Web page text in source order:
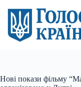
вмісту
Нові покази фільму